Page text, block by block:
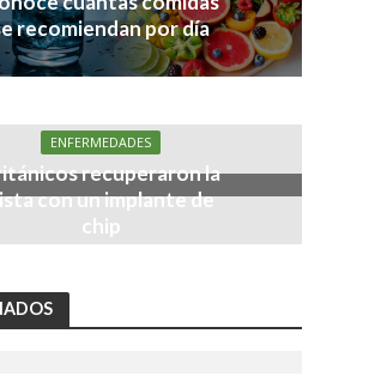
recomiendan por día
ENFERMEDADES
recuperaron la
con un implante de
chip